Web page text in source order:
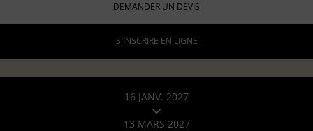
DEMANDER UN DEVIS
S'INSCRIRE EN LIGNE
16 JANV. 2027
13 MARS 2027